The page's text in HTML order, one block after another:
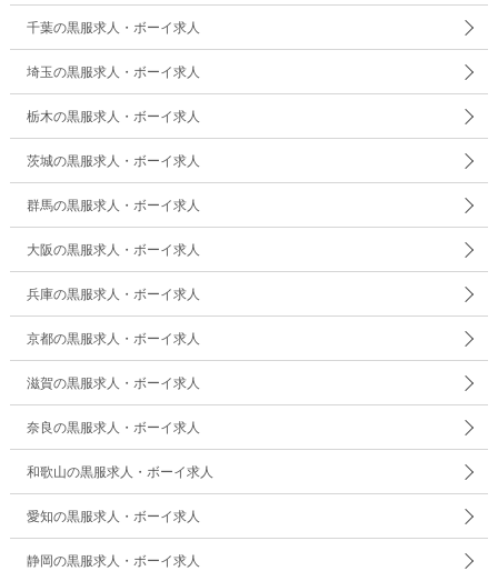
千葉の黒服求人・ボーイ求人
埼玉の黒服求人・ボーイ求人
栃木の黒服求人・ボーイ求人
茨城の黒服求人・ボーイ求人
群馬の黒服求人・ボーイ求人
大阪の黒服求人・ボーイ求人
兵庫の黒服求人・ボーイ求人
京都の黒服求人・ボーイ求人
滋賀の黒服求人・ボーイ求人
奈良の黒服求人・ボーイ求人
和歌山の黒服求人・ボーイ求人
愛知の黒服求人・ボーイ求人
静岡の黒服求人・ボーイ求人